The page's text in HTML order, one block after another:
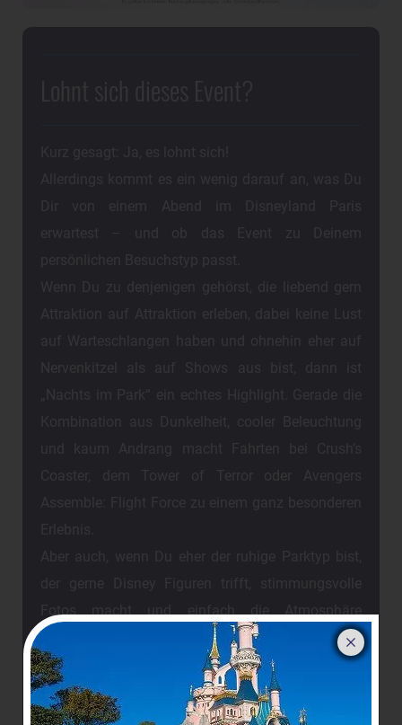
Fotos macht und einfach die Atmosphäre
aufsaugt, wirst Du an diesem Abend voll auf Deine
Kosten kommen. Zwar finden in der Regel keine
Shows statt, dafür punktet das Event mit nicht
gekannter Ruhe, tollen Meet & Greets und einer